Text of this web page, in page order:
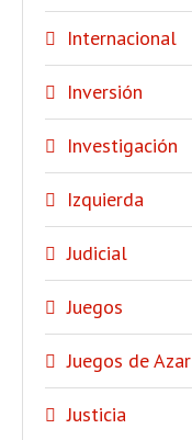
Internacional
Inversión
Investigación
Izquierda
Judicial
Juegos
Juegos de Azar
Justicia